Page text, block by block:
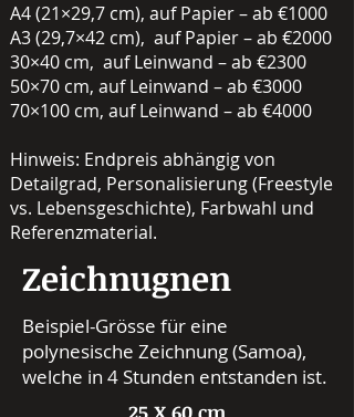
A4 (21×29,7 cm), auf Papier – ab €1000
A3 (29,7×42 cm), auf Papier – ab €2000
30×40 cm, auf Leinwand – ab €2300
50×70 cm, auf Leinwand – ab €3000
70×100 cm, auf Leinwand – ab €4000
Hinweis: Endpreis abhängig von
Detailgrad, Personalisierung (Freestyle
vs. Lebensgeschichte), Farbwahl und
Referenzmaterial.
Zeichnugnen
Beispiel-Grösse für eine
polynesische Zeichnung (Samoa),
welche in 4 Stunden entstanden ist.